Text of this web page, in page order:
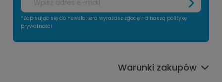
*Zapisując się do newslettera wyrażasz zgodę na naszą politykę
prywatności
Warunki zakupów